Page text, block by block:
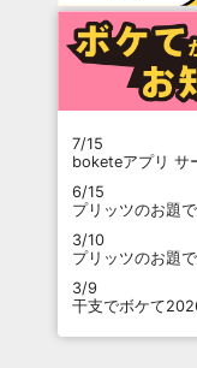
7/15
boketeアプリ サ
6/15
プリッツのお題
3/10
プリッツのお題
3/9
干支でボケて